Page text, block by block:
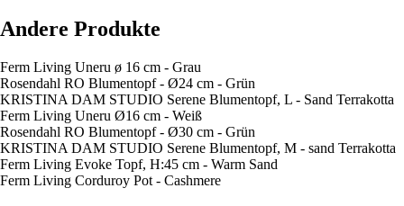
Andere Produkte
Ferm Living Uneru ø 16 cm - Grau
Rosendahl RO Blumentopf - Ø24 cm - Grün
KRISTINA DAM STUDIO Serene Blumentopf, L - Sand Terrakotta
Ferm Living Uneru Ø16 cm - Weiß
Rosendahl RO Blumentopf - Ø30 cm - Grün
KRISTINA DAM STUDIO Serene Blumentopf, M - sand Terrakotta
Ferm Living Evoke Topf, H:45 cm - Warm Sand
Ferm Living Corduroy Pot - Cashmere